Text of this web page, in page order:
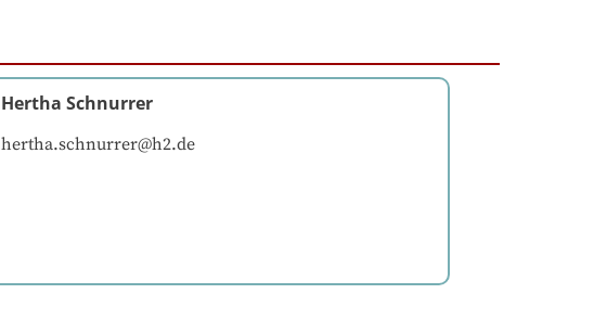
Hertha Schnurrer
hertha.schnurrer@h2.de